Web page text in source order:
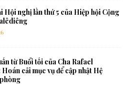
Hội nghị lần thứ 5 của Hiệp hội Cộng
từ Buổi tối của Cha Rafael
cải mục vụ để cập nhật Hệ